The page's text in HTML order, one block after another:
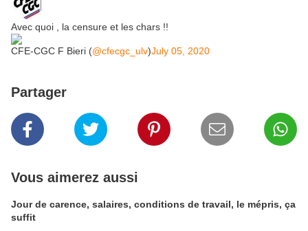
Avec quoi , la censure et les chars !!
CFE-CGC F Bieri (@cfecgc_ulv)July 05, 2020
Partager
Vous aimerez aussi
Jour de carence, salaires, conditions de travail, le mépris, ça
suffit